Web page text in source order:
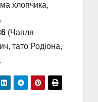
хлопчика,
(Чапля
тато Родіона,